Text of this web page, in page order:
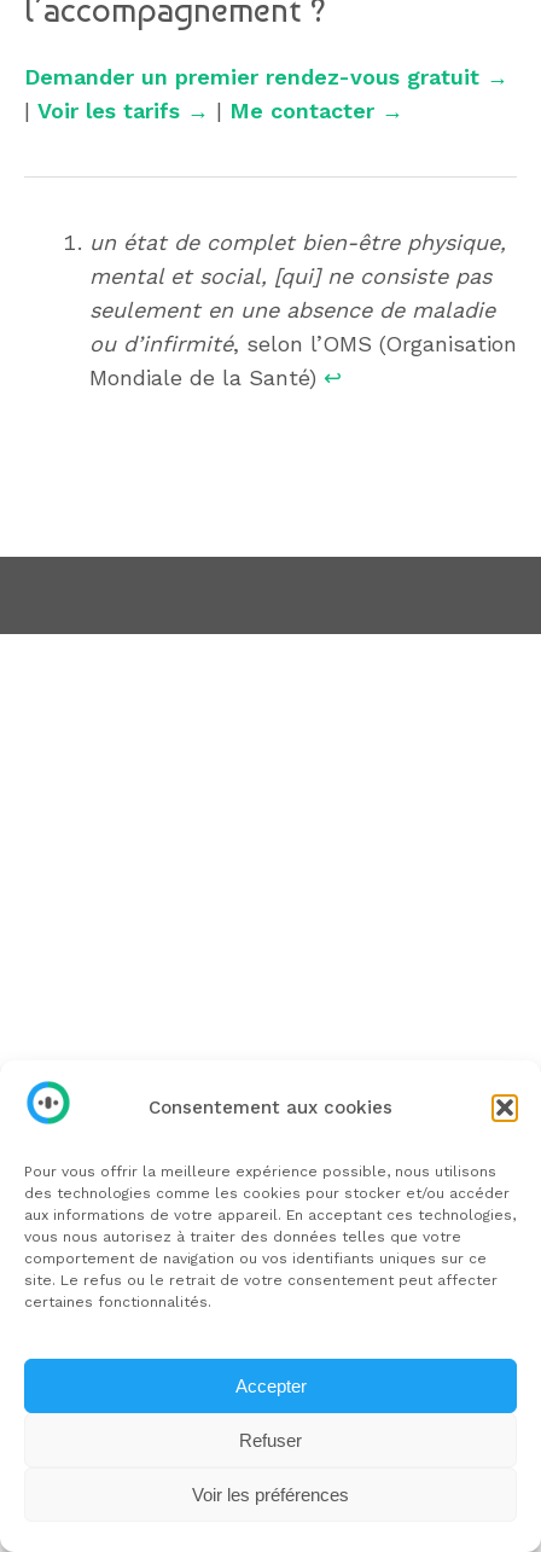
Consentement aux cookies
Pour vous offrir la meilleure expérience possible, nous utilisons
des technologies comme les cookies pour stocker et/ou accéder
aux informations de votre appareil. En acceptant ces technologies,
vous nous autorisez à traiter des données telles que votre
comportement de navigation ou vos identifiants uniques sur ce
site. Le refus ou le retrait de votre consentement peut affecter
certaines fonctionnalités.
Accepter
Refuser
Voir les préférences
l’accompagnement ?
Demander un premier rendez-vous gratuit →
| Voir les tarifs → | Me contacter →
un état de complet bien-être physique,
mental et social, [qui] ne consiste pas
seulement en une absence de maladie
ou d’infirmité, selon l’OMS (Organisation
Mondiale de la Santé) ↩︎
Applications sur mesure
Prestation à la carte
FAQ
Services aux particuliers